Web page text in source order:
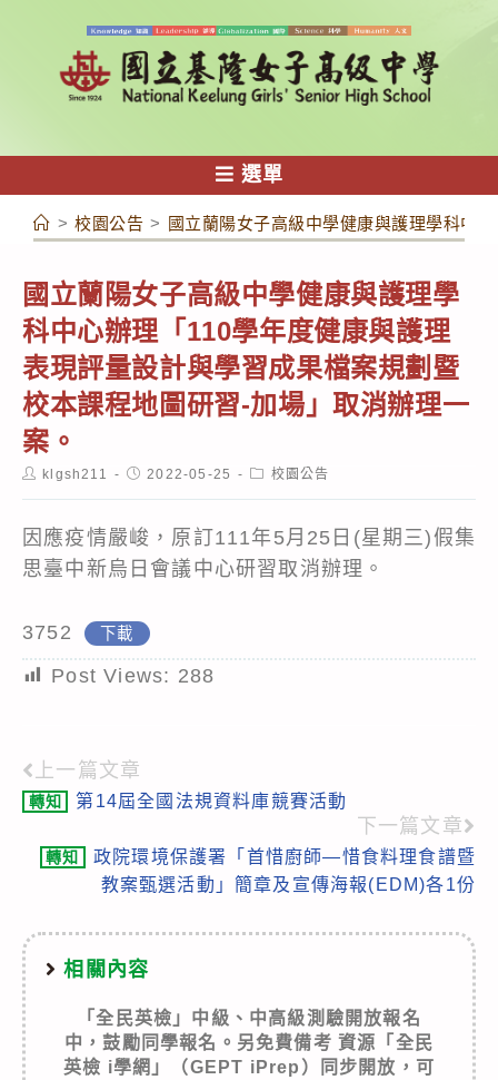
容
選單
> 校園公告 > 國立蘭陽女子高級中學健康與護理學科中
國立蘭陽女子高級中學健康與護理學
科中心辦理「110學年度健康與護理
表現評量設計與學習成果檔案規劃暨
校本課程地圖研習-加場」取消辦理一
案。
Postklgsh211
Post2022-05-25
Post校園公告
因應疫情嚴峻，原訂111年5月25日(星期三)假集
思臺中新烏日會議中心研習取消辦理。
3752 下載
Post Views: 288
Read
more
articles
上一篇文章
轉知 第14屆全國法規資料庫競賽活動
下一篇文章
轉知
政院環境保護署「首惜廚師—惜食料理食譜暨
教案甄選活動」簡章及宣傳海報(EDM)各1份
相關內容
「全民英檢」中級、中高級測驗開放報名
中，鼓勵同學報名。另免費備考 資源「全民
英檢 i學網」（GEPT iPrep）同步開放，可